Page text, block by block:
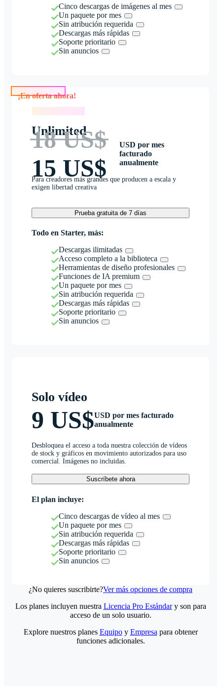
Cinco descargas de imágenes al mes
Un paquete por mes
Sin atribución requerida
Descargas más rápidas
Soporte prioritario
Sin anuncios
Unlimited
18 US$
15 US$
USD por mes
facturado
anualmente
Para creadores más grandes que producen a escala y
exigen libertad creativa
Prueba gratuita de 7 días
Todo en Starter, más:
Descargas ilimitadas
Acceso completo a la biblioteca
Herramientas de diseño profesionales
Funciones de IA premium
Un paquete por mes
Sin atribución requerida
Descargas más rápidas
Soporte prioritario
Sin anuncios
Solo vídeo
9 US$USD por mes facturado
anualmente
Desbloquea el acceso a toda nuestra colección de vídeos
de stock y gráficos en movimiento autorizados para uso
comercial. Imágenes no incluidas.
Suscríbete ahora
El plan incluye:
Cinco descargas de vídeo al mes
Un paquete por mes
Sin atribución requerida
Descargas más rápidas
Soporte prioritario
Sin anuncios
¿No quieres suscribirte?Ver más opciones de compra
Los planes incluyen nuestra Licencia Pro Estándary son para
acceso de un solo usuario.
Explore nuestros planes Equipoy Empresa para obtener
funciones adicionales.